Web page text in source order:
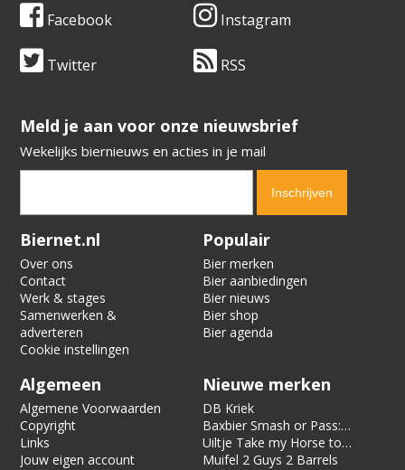
Facebook Instagram
Twitter RSS
​​​​​​​Meld je aan voor onze nieuwsbrief
Wekelijks biernieuws en acties in je mail
Verification code:
Biernet.nl
Over ons
Contact
Werk & stages
Samenwerken &
adverteren
Cookie instellingen
Populair
Bier merken
Bier aanbiedingen
Bier nieuws
Bier shop
Bier agenda
Algemeen
Algemene Voorwaarden
Copyright
Links
Jouw eigen account
Nieuwe merken
DB Kriek
Baxbier Smash or Pass:
Strata
Uiltje Take my Horse to
the Hotel Room
Muifel 2 Guys 2 Barrels